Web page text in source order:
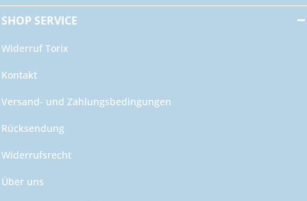
SHOP SERVICE
Widerruf Torix
Kontakt
Versand- und Zahlungsbedingungen
Rücksendung
Widerrufsrecht
Über uns